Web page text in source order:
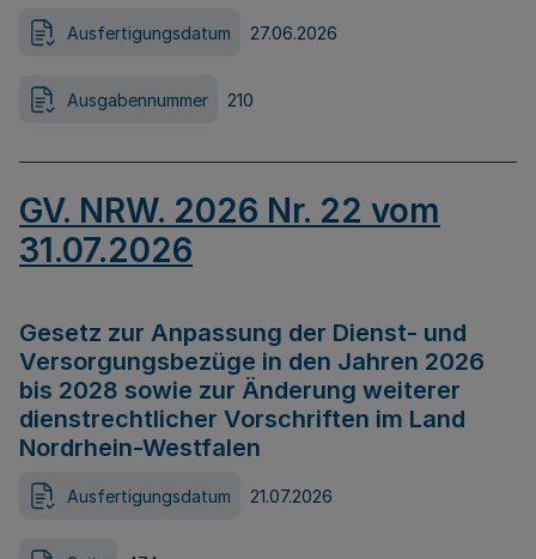
Ausfertigungsdatum 27.06.2026
Ausgabennummer 210
GV. NRW. 2026 Nr. 22 vom
31.07.2026
Gesetz zur Anpassung der Dienst- und
Versorgungsbezüge in den Jahren 2026
bis 2028 sowie zur Änderung weiterer
dienstrechtlicher Vorschriften im Land
Nordrhein-Westfalen
Ausfertigungsdatum 21.07.2026